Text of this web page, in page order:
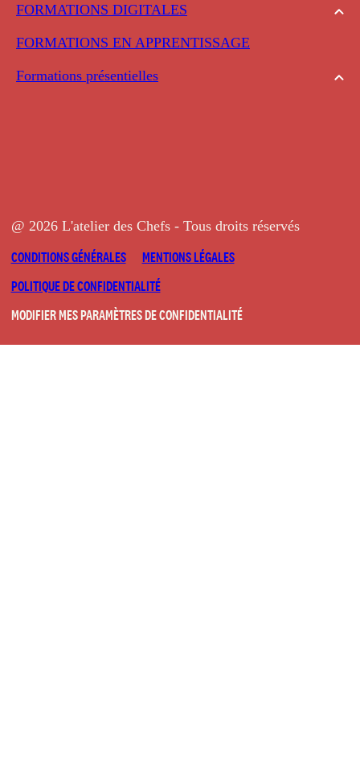
FORMATIONS DIGITALES
FORMATIONS EN APPRENTISSAGE
Formations présentielles
@ 2026 L'atelier des Chefs - Tous droits réservés
CONDITIONS GÉNÉRALES
MENTIONS LÉGALES
POLITIQUE DE CONFIDENTIALITÉ
MODIFIER MES PARAMÈTRES DE CONFIDENTIALITÉ